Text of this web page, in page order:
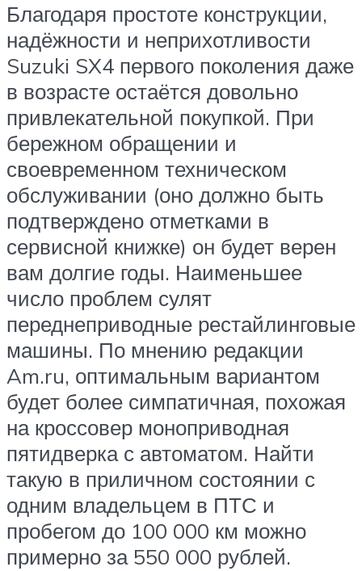
Благодаря простоте конструкции,
надёжности и неприхотливости
Suzuki SX4 первого поколения даже
в возрасте остаётся довольно
привлекательной покупкой. При
бережном обращении и
своевременном техническом
обслуживании (оно должно быть
подтверждено отметками в
сервисной книжке) он будет верен
вам долгие годы. Наименьшее
число проблем сулят
переднеприводные рестайлинговые
машины. По мнению редакции
Am.ru, оптимальным вариантом
будет более симпатичная, похожая
на кроссовер моноприводная
пятидверка с автоматом. Найти
такую в приличном состоянии с
одним владельцем в ПТС и
пробегом до 100 000 км можно
примерно за 550 000 рублей.